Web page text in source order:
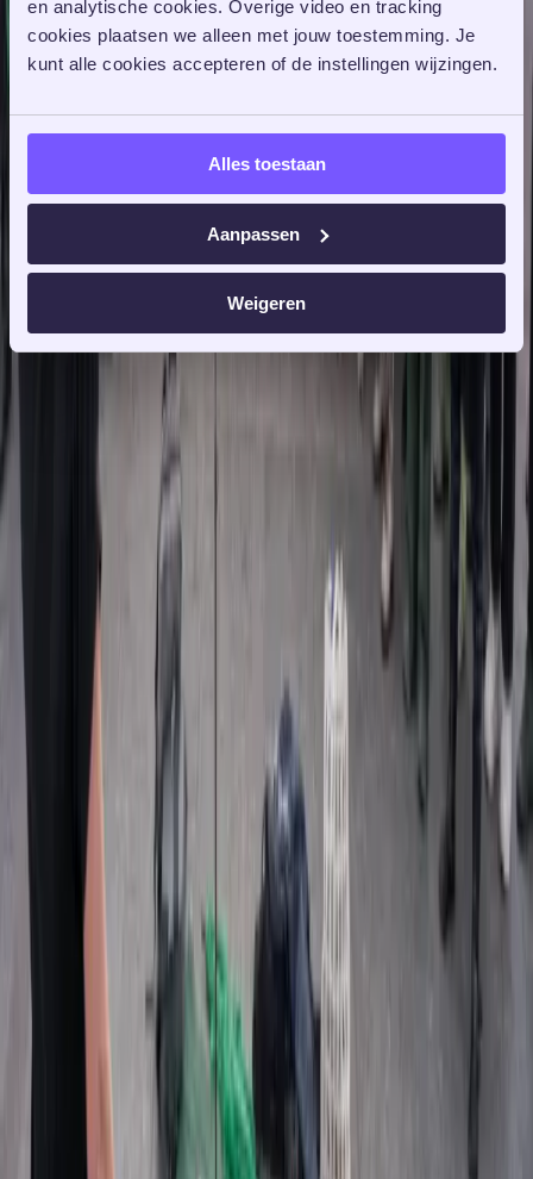
en analytische cookies. Overige video en tracking
cookies plaatsen we alleen met jouw toestemming. Je
kunt alle cookies accepteren of de instellingen wijzingen.
Alles toestaan
Aanpassen
Weigeren
18:30 tot 21:30
Witte de Withstraat 127, 2518 CS, Den Haag